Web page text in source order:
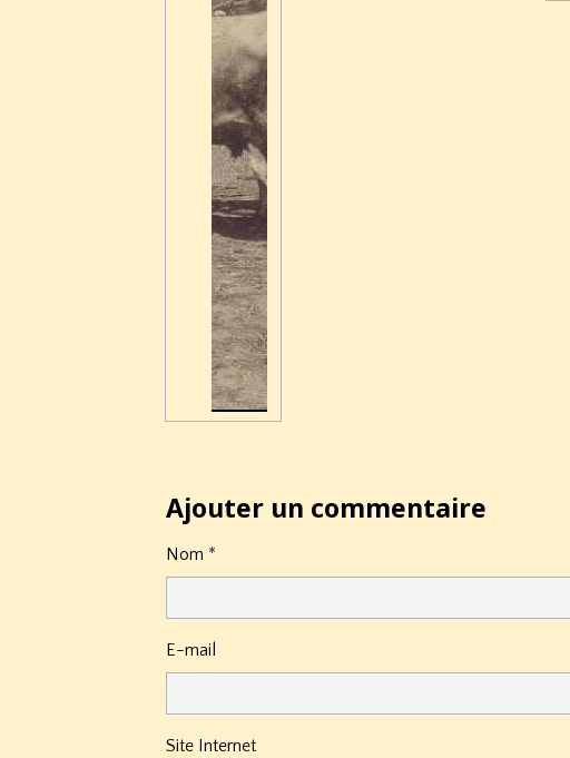
Ajouter un commentaire
Nom
E-mail
Site Internet